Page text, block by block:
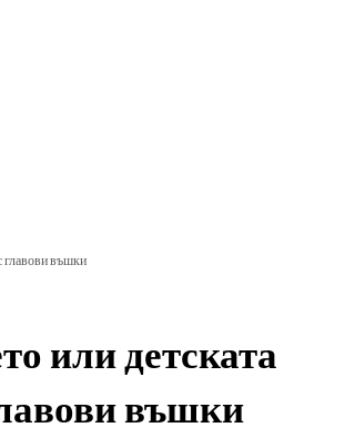
главови въшки
или детската
въшки